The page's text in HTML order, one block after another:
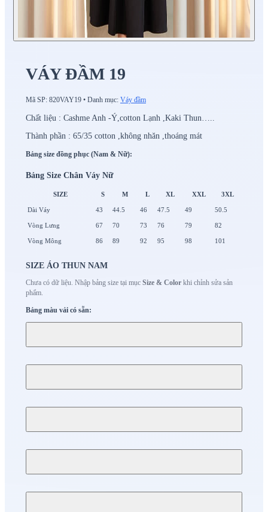
VÁY ĐẦM 19
Mã SP: 820VAY19 • Danh mục: Váy đầm
Chất liệu : Cashme Anh -Ý,cotton Lạnh ,Kaki Thun…..
Thành phần : 65/35 cotton ,không nhăn ,thoáng mát
Bảng size đồng phục (Nam & Nữ):
Bảng Size Chân Váy Nữ
SIZE S M L XL XXL 3XL
Dài Váy 43 44.5 46 47.5 49 50.5
Vòng Lưng 67 70 73 76 79 82
Vòng Mông 86 89 92 95 98 101
SIZE ÁO THUN NAM
Chưa có dữ liệu. Nhập bảng size tại mục Size & Color khi chỉnh sửa sản
phẩm.
Bảng màu vải có sẵn: